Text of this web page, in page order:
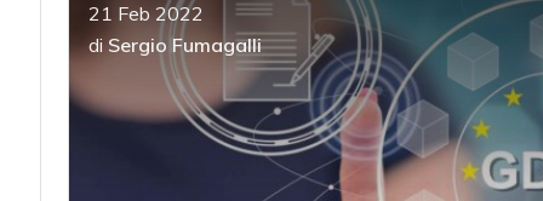
21 Feb 2022
di Sergio Fumagalli